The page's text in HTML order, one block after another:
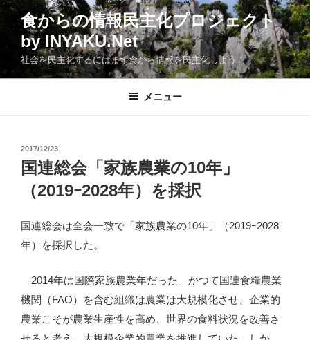
コ
食からの情報民主化プロジェクト
by INYAKU.Net
社会を民主化するにはまず食から情報を民主化しよう！
メニュー
投
稿
日:
2017/12/23
国連総会「家族農業の10年」
（2019ｰ2028年）を採択
国連総会は全会一致で「家族農業の10年」（2019ｰ2028
年）を採択した。
2014年は国際家族農業年だった。かつて国連食糧農業
機関（FAO）を含む組織は農業は大規模化させ、企業的
農業こそが農業生産性を高め、世界の食料状況を改善さ